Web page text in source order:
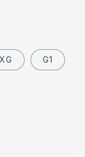
XG G1